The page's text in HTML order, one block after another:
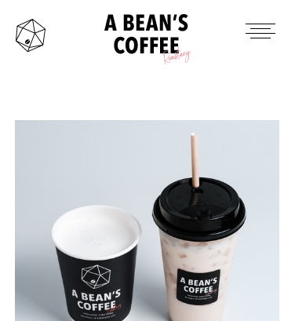
TAKE OUT MENU
PRODUCTS ITEM
INSTAGRAM
TWITTER
MAIL